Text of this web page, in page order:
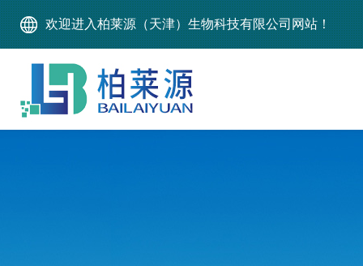
欢迎进入柏莱源（天津）生物科技有限公司网站！